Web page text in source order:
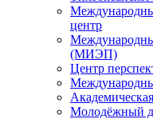
центр
(МИЭП)
Центр
Молодёжный